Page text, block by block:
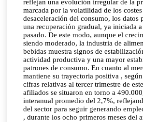
reflejan una evolución irregular de la
marcada por la volatilidad de los
desaceleración del consumo, los datos
una recuperación gradual, ya iniciada
pasado. De este modo, aunque el
siendo moderado, la industria de
bebidas muestra signos de
actividad productiva y una mayor
patrones de consumo. En cuanto al
mantiene su trayectoria positiva ,
cifras relativas al tercer trimestre de
afiliados se situaron en torno a
interanual promedio del 2,7%,
del sector para seguir generando
, durante los ocho primeros meses del